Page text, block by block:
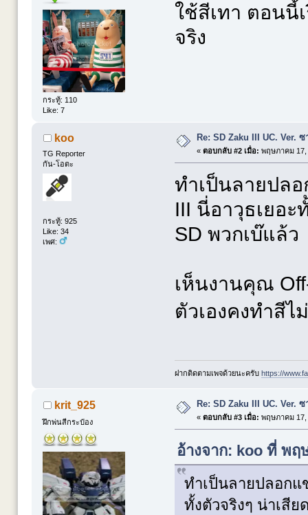
กระทู้: 110
Like: 7
ใช้สีเทา ตอนนี้
จริง
koo
TG Reporter
กัน-โอตะ
กระทู้: 925
Like: 34
เพศ:
Re: SD Zaku III UC. Ver.
« ตอบกลับ #2 เมื่อ: พฤษภาคม 17,
ทำเป็นลายปล
III นี่อาวุธเยอะ
SD พวกเบ๊แล้ว
เห็นงานคุณ
ตัวเองคงทำสี
ฝากติดตามเพจด้วยนะครับ https://
krit_925
ฝึกพ่นสีกระป๋อง
Re: SD Zaku III UC. Ver.
« ตอบกลับ #3 เมื่อ: พฤษภาคม 17,
อ้างจาก: koo ที่ พฤ
ทำเป็นลายปลอกแ
ทั้งตัวจริงๆ น่าเสี